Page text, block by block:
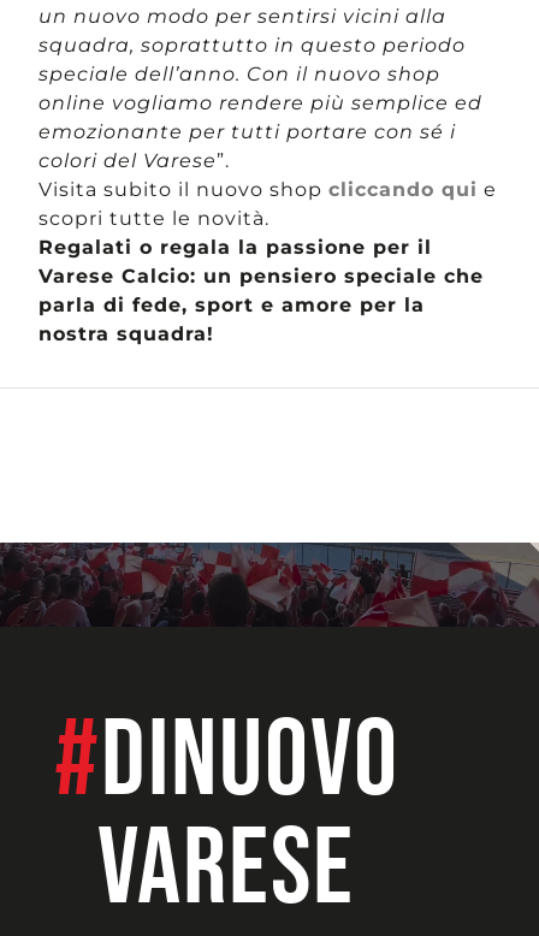
un nuovo modo per sentirsi vicini alla
squadra, soprattutto in questo periodo
speciale dell’anno. Con il nuovo shop
online vogliamo rendere più semplice ed
emozionante per tutti portare con sé i
colori del Varese”.
Visita subito il nuovo shop cliccando qui e
scopri tutte le novità.
Regalati o regala la passione per il
Varese Calcio: un pensiero speciale che
parla di fede, sport e amore per la
nostra squadra!
#dinuovo
VARESE